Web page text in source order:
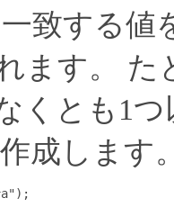
一致する値
ます。
た
くとも1
成します